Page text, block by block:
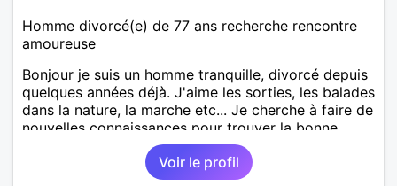
Homme divorcé(e) de 77 ans recherche rencontre
amoureuse
Bonjour je suis un homme tranquille, divorcé depuis
quelques années déjà. J'aime les sorties, les balades
dans la nature, la marche etc... Je cherche à faire de
nouvelles connaissances pour trouver la bonne
Voir le profil